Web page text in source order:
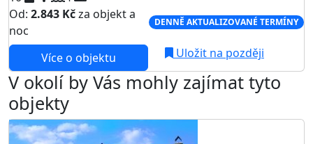
Od: 2.843 Kčza objekt a
noc
DENNĚ AKTUALIZOVANÉ TERMÍNY
Více o objektu Uložit na později
V okolí by Vás mohly zajímat tyto
objekty